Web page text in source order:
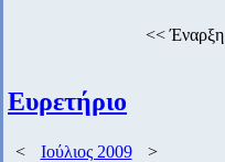
<<Έναρξη
Ευρετήριο
< Ιούλιος 2009
>